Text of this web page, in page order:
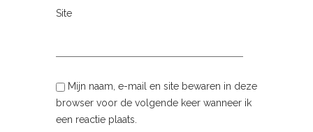
Site
Mijn naam, e-mail en site bewaren in deze
browser voor de volgende keer wanneer ik
een reactie plaats.